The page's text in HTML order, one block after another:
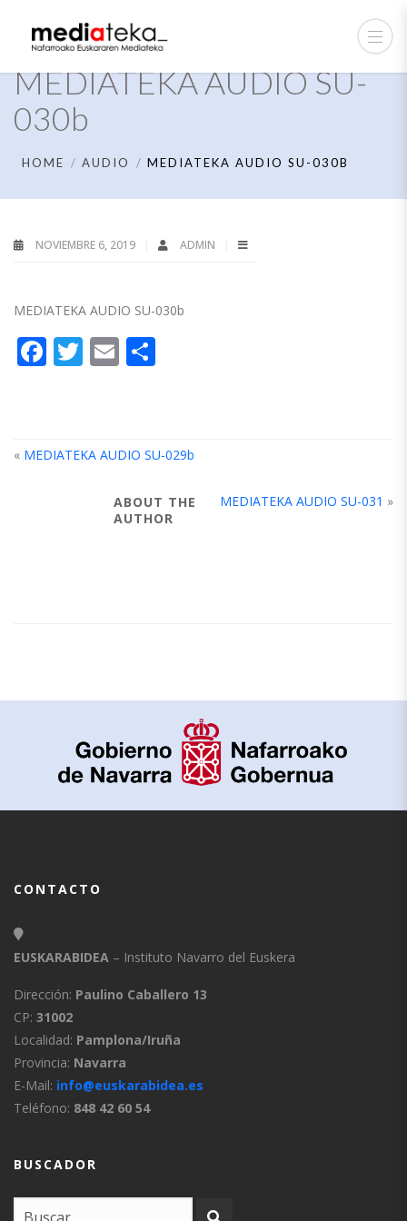
MEDIATEKA AUDIO SU-
030b
HOME AUDIO MEDIATEKA AUDIO SU-030B
NOVIEMBRE 6, 2019 ADMIN
MEDIATEKA AUDIO SU-030b
Facebook
Twitter
Email
« MEDIATEKA AUDIO SU-029b
MEDIATEKA AUDIO SU-031 »
ABOUT THE
AUTHOR
CONTACTO
EUSKARABIDEA – Instituto Navarro del Euskera
Dirección: Paulino Caballero 13
CP: 31002
Localidad: Pamplona/Iruña
Provincia: Navarra
E-Mail: info@euskarabidea.es
Teléfono: 848 42 60 54
BUSCADOR